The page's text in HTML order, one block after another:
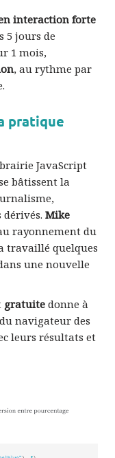
interaction forte
5 jours de
1 mois,
, au rythme par
pratique
JavaScript
bâtissent la
Mike
rayonnement du
travaillé quelques
une nouvelle
gratuite donne à
navigateur des
leurs résultats et